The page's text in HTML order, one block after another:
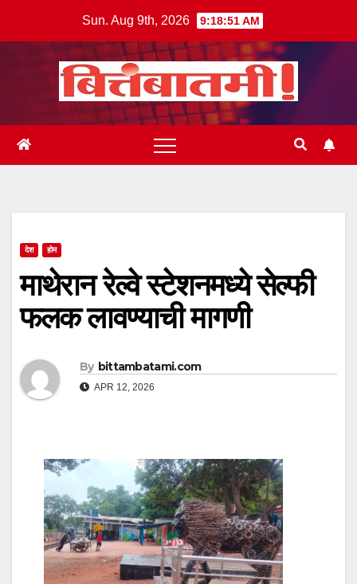
Sun. Aug 9th, 2026 9:18:52 AM
देश होम
माथेरान रेल्वे स्टेशनमध्ये सेल्फी
फलक लावण्याची मागणी
By bittambatami.com
APR 12, 2026